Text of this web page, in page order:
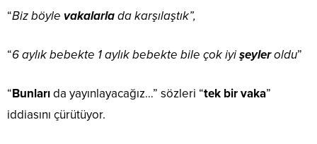
“Biz böyle vakalarlada karşılaştık”,
“6 aylık bebekte 1 aylık bebekte bile çok iyişeyleroldu”
“Bunlarıda yayınlayacağız…” sözleri “tek bir vaka”
iddiasını çürütüyor.